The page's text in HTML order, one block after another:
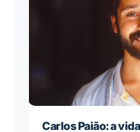
Carlos Paião: a